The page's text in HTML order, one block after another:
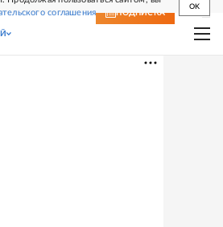
соглашения
OK
ПОДПИСКА